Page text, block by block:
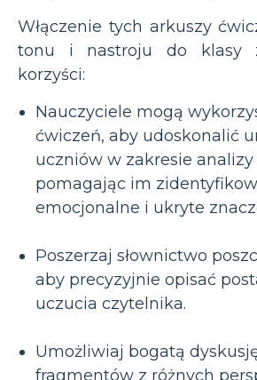
Włączenie tych arkuszy
tonu i nastroju do klasy
korzyści:
Nauczyciele mogą
ćwiczeń, aby udoskonalić
uczniów w zakresie analizy
pomagając im
emocjonalne i ukryte
Poszerzaj słownictwo
aby precyzyjnie opisać
uczucia czytelnika.
Umożliwiaj bogatą
fragmentów z różnych